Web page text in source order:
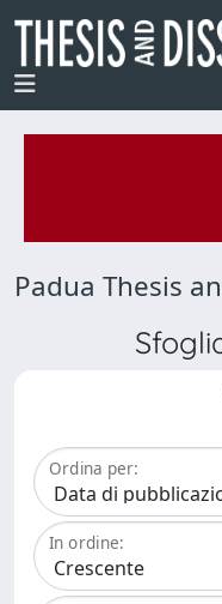
Padua Thesis
Ordina per:
In ordine: